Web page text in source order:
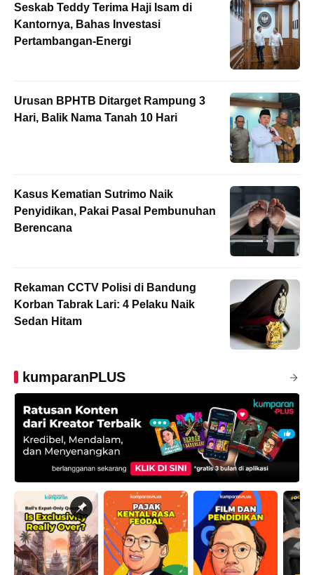
Seskab Teddy Terima Haji Isam di
Kantornya, Bahas Investasi
Pertambangan-Energi
Urusan BPHTB Ditarget Rampung 3
Hari, Balik Nama Tanah 10 Hari
Kasus Kematian Sutrimo Naik
Penyidikan, Pakai Pasal Pembunuhan
Berencana
Rekaman CCTV Polisi di Bandung
Korban Tabrak Lari: 4 Pelaku Naik
Sedan Hitam
kumparanPLUS